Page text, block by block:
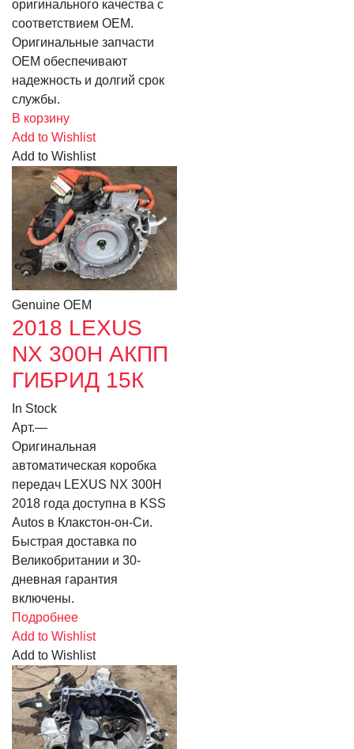
оригинального качества с
соответствием OEM.
Оригинальные запчасти
OEM обеспечивают
надежность и долгий срок
службы.
В корзину
Add to Wishlist
Add to Wishlist
Genuine OEM
2018 LEXUS
NX 300H АКПП
ГИБРИД 15К
In Stock
Арт.—
Оригинальная
автоматическая коробка
передач LEXUS NX 300H
2018 года доступна в KSS
Autos в Клакстон-он-Си.
Быстрая доставка по
Великобритании и 30-
дневная гарантия
включены.
Подробнее
Add to Wishlist
Add to Wishlist